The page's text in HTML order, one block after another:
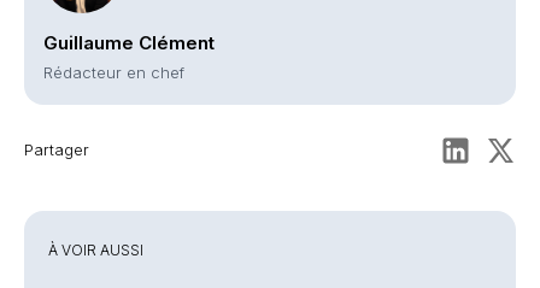
Guillaume Clément
Rédacteur en chef
Partager
À VOIR AUSSI